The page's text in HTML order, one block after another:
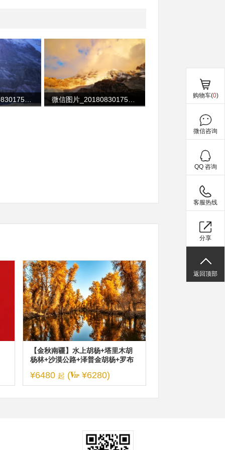
微信图片_20180830175705 微信图片_20180830175645
【金秋南疆】水上胡杨+塔里木胡
杨林+沙漠公路+泽普金胡杨+罗布
人/车）
¥6480 起 ( ¥6280)
购物车(0)
微信咨询
QQ 咨询
客服热线
分享
返回顶部